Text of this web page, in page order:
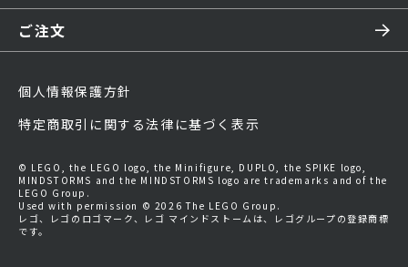
ご注文
個人情報保護方針
特定商取引に関する法律に基づく表示
© LEGO, the LEGO logo, the Minifigure, DUPLO, the SPIKE logo,
MINDSTORMS and the MINDSTORMS logo are trademarks and of the
LEGO Group.
Used with permission © 2026 The LEGO Group.
レゴ、レゴのロゴマーク、レゴ マインドストームは、レゴグループの登録商標
です。